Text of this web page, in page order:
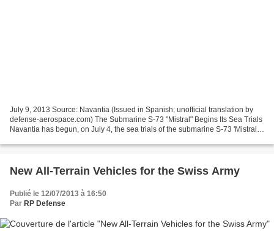
July 9, 2013 Source: Navantia (Issued in Spanish; unofficial translation by
defense-aerospace.com) The Submarine S-73 "Mistral" Begins Its Sea Trials
Navantia has begun, on July 4, the sea trials of the submarine S-73 'Mistral',
New All-Terrain Vehicles for the Swiss Army
Publié le 12/07/2013 à 16:50
Par RP Defense